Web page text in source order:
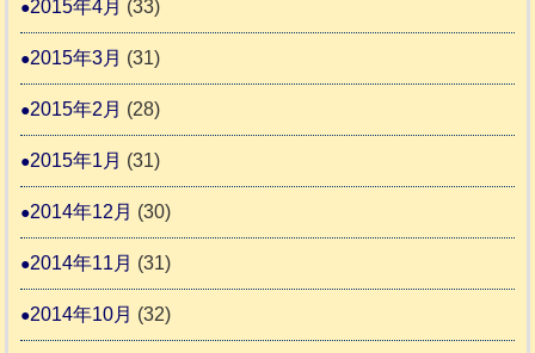
2015年4月 (33)
2015年3月 (31)
2015年2月 (28)
2015年1月 (31)
2014年12月 (30)
2014年11月 (31)
2014年10月 (32)